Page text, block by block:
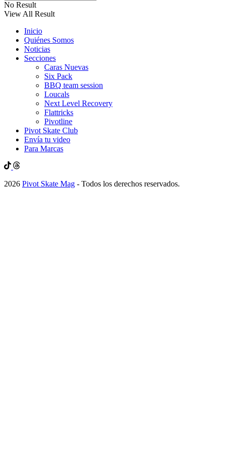
No Result
View All Result
Inicio
Quiénes Somos
Noticias
Secciones
Caras Nuevas
Six Pack
BBQ team session
Loucals
Next Level Recovery
Flattricks
Pivotline
Pivot Skate Club
Envía tu video
Para Marcas
2026 Pivot Skate Mag - Todos los derechos reservados.